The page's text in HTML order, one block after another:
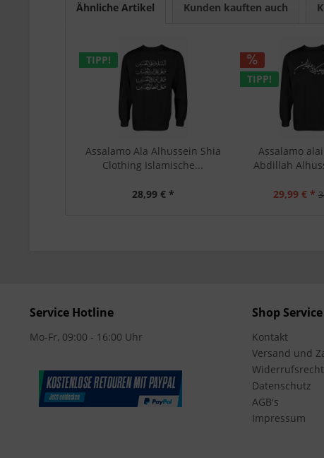
Ähnliche Artikel Kunden kauften auch
TIPP!
Assalamo Ala Alhussein Shia
Clothing Islamische...
28,99 € *
TIPP!
Assalamo
Abdillah
29,99 € *
Service Hotline
Mo-Fr, 09:00 - 16:00 Uhr
Shop Service
Kontakt
Versand und
Widerrufsrecht
Datenschutz
AGB's
Impressum